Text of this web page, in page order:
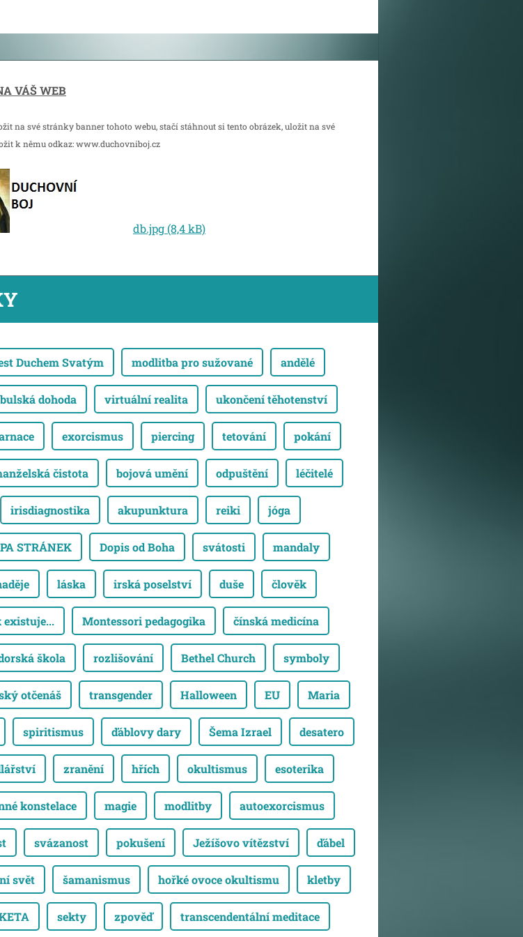
VÁŠ WEB
na své stránky banner tohoto webu, stačí stáhnout si tento obrázek, uložit na své
k němu odkaz: www.duchovniboj.cz
db.jpg (8,4 kB)
Duchem Svatým modlitba pro sužované andělé
dohoda virtuální realita ukončení těhotenství
exorcismus piercing tetování pokání
čistota bojová umění odpuštění léčitelé
irisdiagnostika akupunktura reiki jóga
STRÁNEK Dopis od Boha svátosti mandaly
láska irská poselství duše člověk
existuje... Montessori pedagogika čínská medicína
škola rozlišování Bethel Church symboly
otčenáš transgender Halloween EU Maria
spiritismus ďáblovy dary Šema Izrael desatero
zranění hřích okultismus esoterika
konstelace magie modlitby autoexorcismus
svázanost pokušení Ježíšovo vítězství ďábel
svět šamanismus hořké ovoce okultismu kletby
sekty zpověď transcendentální meditace